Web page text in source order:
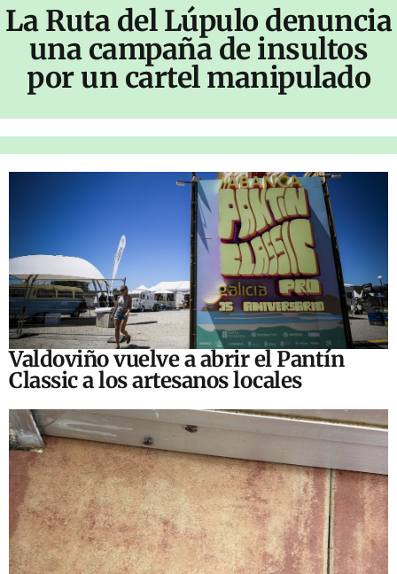
La Ruta del Lúpulo denuncia
una campaña de insultos
por un cartel manipulado
Valdoviño vuelve a abrir el Pantín
Classic a los artesanos locales